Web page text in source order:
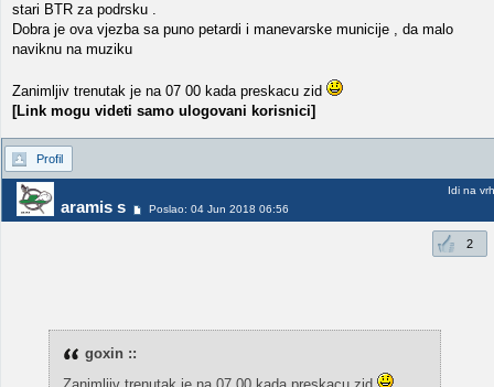
stari BTR za podrsku .
Dobra je ova vjezba sa puno petardi i manevarske municije , da malo
naviknu na muziku
Zanimljiv trenutak je na 07 00 kada preskacu zid
[Link mogu videti samo ulogovani korisnici]
Profil
aramis s Poslao: 04 Jun 2018 06:56
Idi na vrh
2
goxin ::